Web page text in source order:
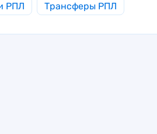
РПЛ Трансферы РПЛ